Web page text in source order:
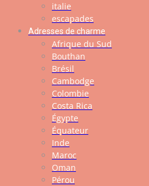
italie
escapades
Adresses de charme
Afrique du Sud
Bouthan
Brésil
Cambodge
Colombie
Costa Rica
Égypte
Équateur
Inde
Maroc
Oman
Pérou